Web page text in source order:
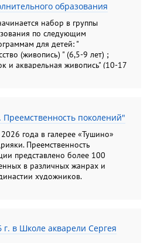
образования
набор в группы
по следующим
для детей: "
(живопись) " (6,5-9 лет) ;
и акварельная живопись" (10-17
(рисунок, живопись,
натюрморт";
"Композиционный портрет"
поколений"
года в галерее «Тушино»
Преемственность
представлено более 100
в различных жанрах и
художников.
в Школе акварели Сергея